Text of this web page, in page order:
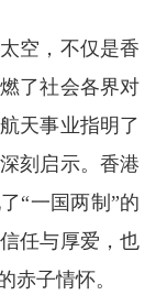
空，不仅是香
了社会各界对
天事业指明了
刻启示。香港
“一国两制”的
任与厚爱，也
赤子情怀。